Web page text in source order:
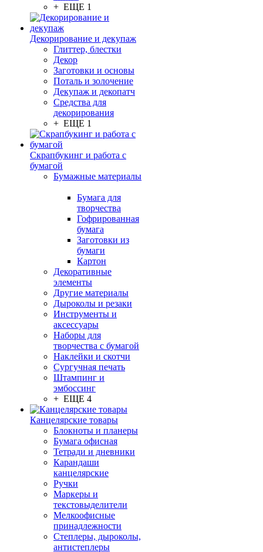
+ ЕЩЕ 1
Декорирование и декупаж
Глиттер, блестки
Декор
Заготовки и основы
Поталь и золочение
Декупаж и декопатч
Средства для
декорирования
+ ЕЩЕ 1
Скрапбукинг и работа с
бумагой
Бумажные материалы
Бумага для
творчества
Гофрированная
бумага
Заготовки из
бумаги
Картон
Декоративные
элементы
Другие материалы
Дыроколы и резаки
Инструменты и
аксессуары
Наборы для
творчества с бумагой
Наклейки и скотчи
Сургучная печать
Штампинг и
эмбоссинг
+ ЕЩЕ 4
Канцелярские товары
Блокноты и планеры
Бумага офисная
Тетради и дневники
Карандаши
канцелярские
Ручки
Маркеры и
текстовыделители
Мелкоофисные
принадлежности
Степлеры, дыроколы,
антистеплеры